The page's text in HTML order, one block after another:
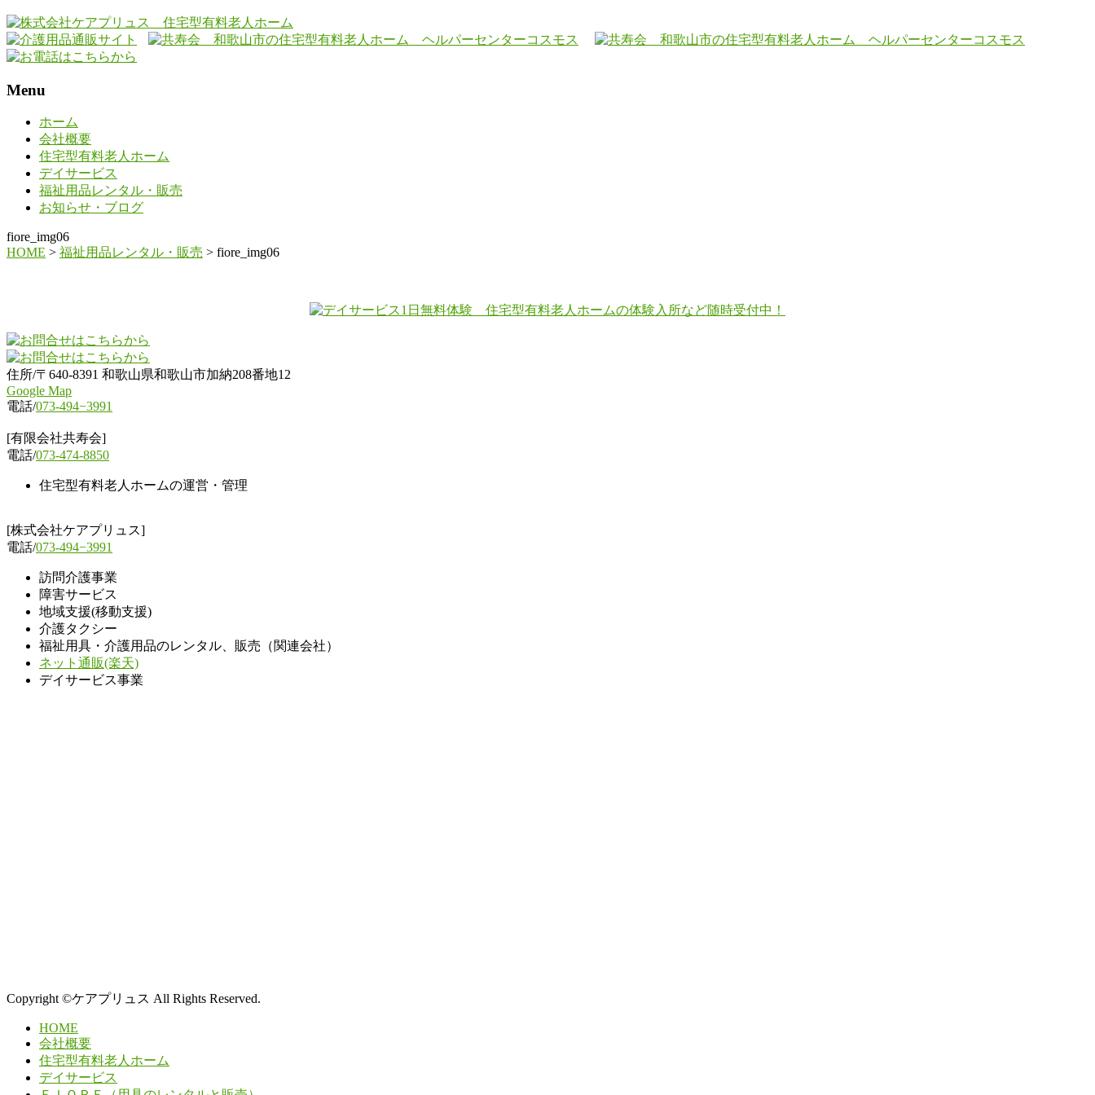
Menu
ホーム
会社概要
住宅型有料老人ホーム
デイサービス
福祉用品レンタル・販売
お知らせ・ブログ
fiore_img06
HOME > 福祉用品レンタル・販売 > fiore_img06
住所/〒640-8391 和歌山県和歌山市加納208番地12
Google Map
電話/073-494−3991
[有限会社共寿会]
電話/073-474-8850
住宅型有料老人ホームの運営・管理
[株式会社ケアプリュス]
電話/073-494−3991
訪問介護事業
障害サービス
地域支援(移動支援)
介護タクシー
福祉用具・介護用品のレンタル、販売（関連会社）
ネット通販(楽天)
デイサービス事業
Copyright ©ケアプリュス All Rights Reserved.
HOME
会社概要
住宅型有料老人ホーム
デイサービス